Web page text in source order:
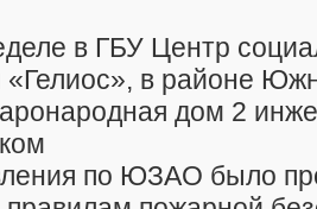
в ГБУ Центр
«Гелиос», в районе
дом 2
по ЮЗАО было